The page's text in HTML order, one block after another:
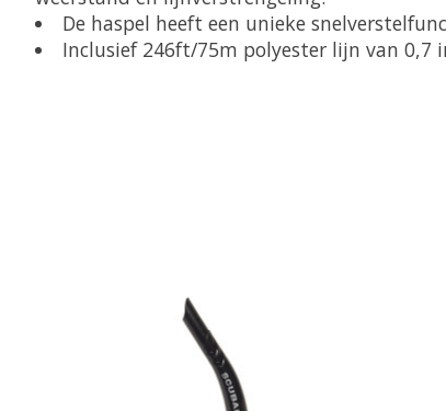
De haspel heeft een unieke
Inclusief 246ft/75m polyester lijn van 0,7
Items van productcarrousel